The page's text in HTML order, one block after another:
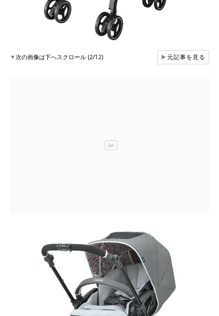
▼次の画像は下へスクロール (2/12) ▶元記事を見る